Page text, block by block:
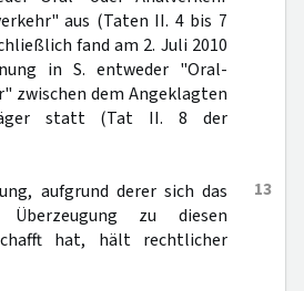
aus (Taten II. 4 bis 7
fand am 2. Juli 2010
in S. entweder "Oral-
zwischen dem Angeklagten
statt (Tat II. 8 der
13
aufgrund derer sich das
Überzeugung zu diesen
hat, hält rechtlicher